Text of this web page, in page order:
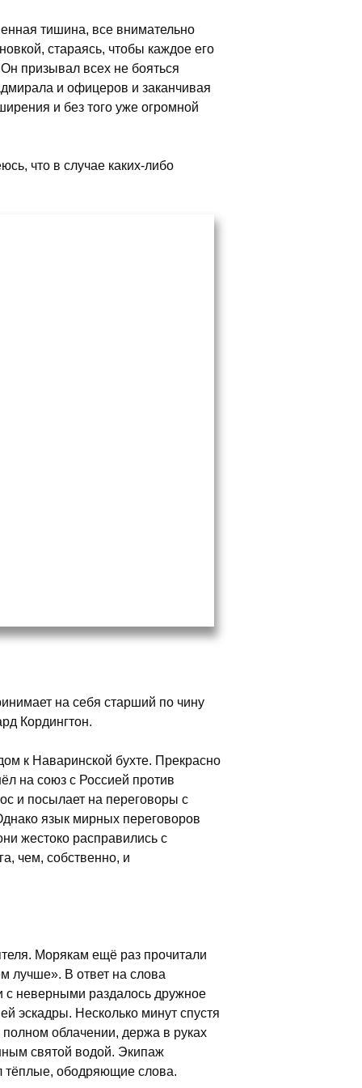
тишина, все внимательно
стараясь, чтобы каждое его
призывал всех не бояться
и офицеров и заканчивая
и без того уже огромной
что в случае каких-либо
на себя старший по чину
Кордингтон.
к Наваринской бухте. Прекрасно
на союз с Россией против
и посылает на переговоры с
язык мирных переговоров
жестоко расправились с
чем, собственно, и
Морякам ещё раз прочитали
лучше». В ответ на слова
с неверными раздалось дружное
эскадры. Несколько минут спустя
облачении, держа в руках
святой водой. Экипаж
тёплые, ободряющие слова.